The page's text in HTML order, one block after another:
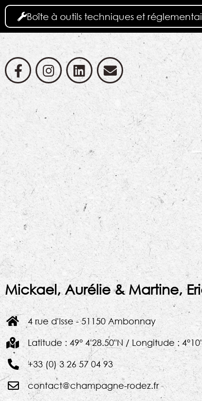
Boîte à outils techniques et
Mickael, Aurélie & Martine,
4 rue d'Isse - 51150 Ambonnay
Latitude : 49° 4'28.50"N / Longitude :
+33 (0) 3 26 57 04 93
contact@champagne-rodez.fr